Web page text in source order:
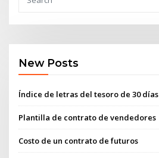
New Posts
Índice de letras del tesoro de 30 días
Plantilla de contrato de vendedores
Costo de un contrato de futuros